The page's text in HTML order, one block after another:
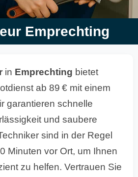
Emprechting
in Emprechting bietet
ab 89 € mit einem
garantieren schnelle
und saubere
sind in der Regel
Minuten vor Ort, um Ihnen
zu helfen. Vertrauen Sie